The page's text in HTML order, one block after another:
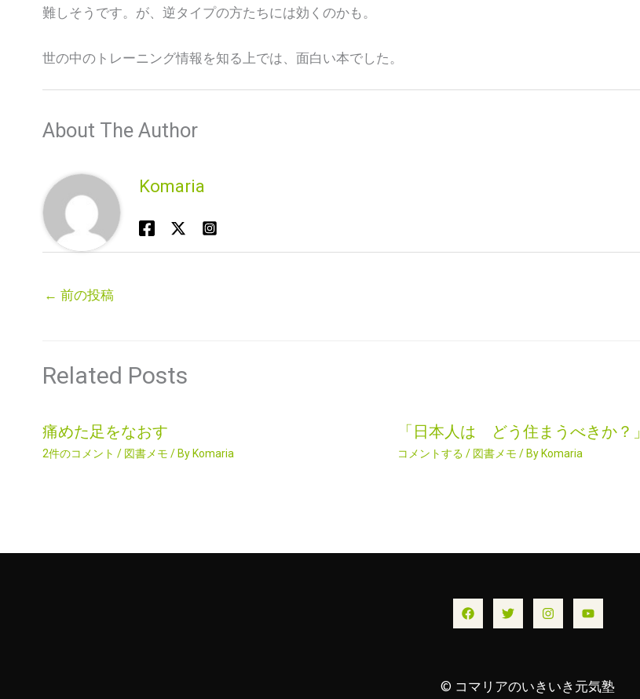
難しそうです。が、逆タイプの方たちには効くのかも。
世の中のトレーニング情報を知る上では、面白い本でした。
About The Author
Komaria
← 前の投稿
Related Posts
痛めた足をなおす
2件のコメント / 図書メモ / By Komaria
「日本人は どう住まうべきか？」
コメントする / 図書メモ / By Komaria
© コマリアのいきいき元気塾